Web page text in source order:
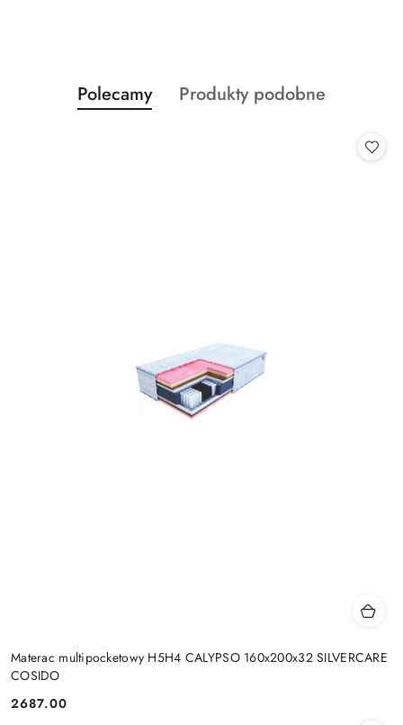
Pomiń karuzelę produktów
Produkty
o
Polecamy
Produkty
Produkty podobne
Materac multipocketowy H5H4 CALYPSO 160x200x32 SILVERCARE
COSIDO
Cena:
2687.00